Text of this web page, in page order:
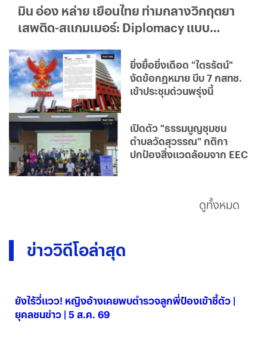
มิน อ่อง หล่าย เยือนไทย ท่ามกลางวิกฤตยา
เสพติด-สแกมเมอร์: Diplomacy แบบ
ยิ่งยื้อยิ่งเดือด "ไตรรัตน์"
งัดข้อกฎหมาย บีบ 7 กสทช.
เข้าประชุมด่วนพรุ่งนี้
เปิดตัว "ธรรมนูญชุมชน
ตำบลวัดสุวรรณ" กติกา
ปกป้องสิ่งแวดล้อมจาก EEC
ดูทั้งหมด
ข่าววิดีโอล่าสุด
ยังไร้วี่แวว! หญิงอ้างเคยพบตำรวจลูกพี่ป๋องเข้าชี้ตัว |
ยุคลชนข่าว | 5 ส.ค. 69